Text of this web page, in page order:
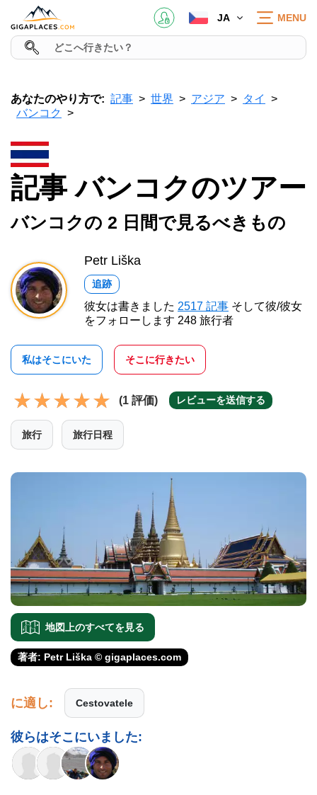
JA MENU
あなたのやり方で: 記事 世界 アジア
タイ
バンコク
記事 バンコクのツアー
バンコクの 2 日間で見るべきもの
Petr Liška
追跡
彼女は書きました 2517 記事 そして彼/彼女
をフォローします 248 旅行者
私はそこにいた そこに行きたい
(1 評価) レビューを送信する
旅行 旅行日程
地図上のすべてを見る
著者: Petr Liška © gigaplaces.com
に適し: Cestovatele
彼らはそこにいました: